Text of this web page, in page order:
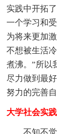
实践中开拓
一个学习和
为将来更加
不想被生活
煮沸。”所以
尽力做到最
努力的完善
大学社会实